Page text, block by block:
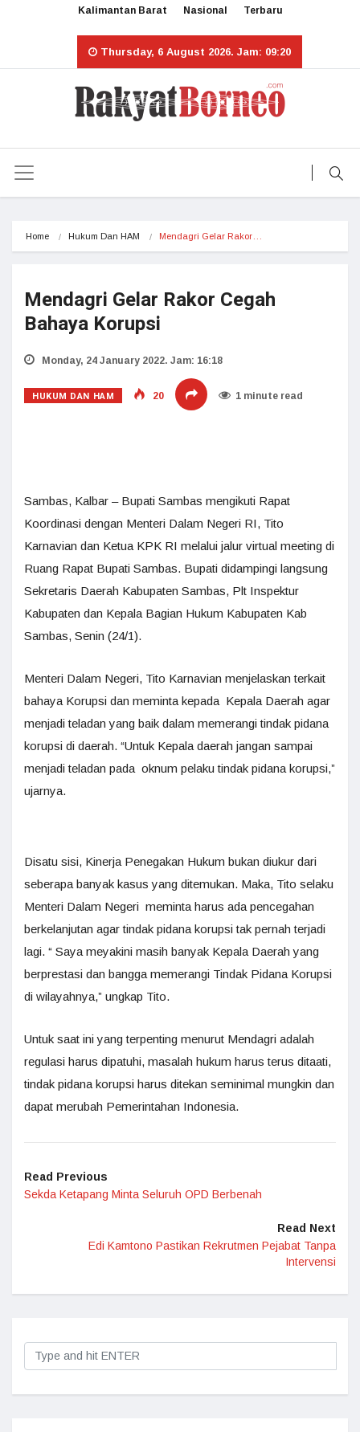
Kalimantan Barat Nasional Terbaru
Thursday, 6 August 2026. Jam: 09:20
Home Hukum Dan HAM Mendagri Gelar Rakor…
Mendagri Gelar Rakor Cegah
Bahaya Korupsi
Monday, 24 January 2022. Jam: 16:18
HUKUM DAN HAM 20 1 minute read
Sambas, Kalbar – Bupati Sambas mengikuti Rapat
Koordinasi dengan Menteri Dalam Negeri RI, Tito
Karnavian dan Ketua KPK RI melalui jalur virtual meeting di
Ruang Rapat Bupati Sambas. Bupati didampingi langsung
Sekretaris Daerah Kabupaten Sambas, Plt Inspektur
Kabupaten dan Kepala Bagian Hukum Kabupaten Kab
Sambas, Senin (24/1).
Menteri Dalam Negeri, Tito Karnavian menjelaskan terkait
bahaya Korupsi dan meminta kepada Kepala Daerah agar
menjadi teladan yang baik dalam memerangi tindak pidana
korupsi di daerah. “Untuk Kepala daerah jangan sampai
menjadi teladan pada oknum pelaku tindak pidana korupsi,”
ujarnya.
Disatu sisi, Kinerja Penegakan Hukum bukan diukur dari
seberapa banyak kasus yang ditemukan. Maka, Tito selaku
Menteri Dalam Negeri meminta harus ada pencegahan
berkelanjutan agar tindak pidana korupsi tak pernah terjadi
lagi. “ Saya meyakini masih banyak Kepala Daerah yang
berprestasi dan bangga memerangi Tindak Pidana Korupsi
di wilayahnya,” ungkap Tito.
Untuk saat ini yang terpenting menurut Mendagri adalah
regulasi harus dipatuhi, masalah hukum harus terus ditaati,
tindak pidana korupsi harus ditekan seminimal mungkin dan
dapat merubah Pemerintahan Indonesia.
Read Previous
Sekda Ketapang Minta Seluruh OPD Berbenah
Read Next
Edi Kamtono Pastikan Rekrutmen Pejabat Tanpa
Intervensi